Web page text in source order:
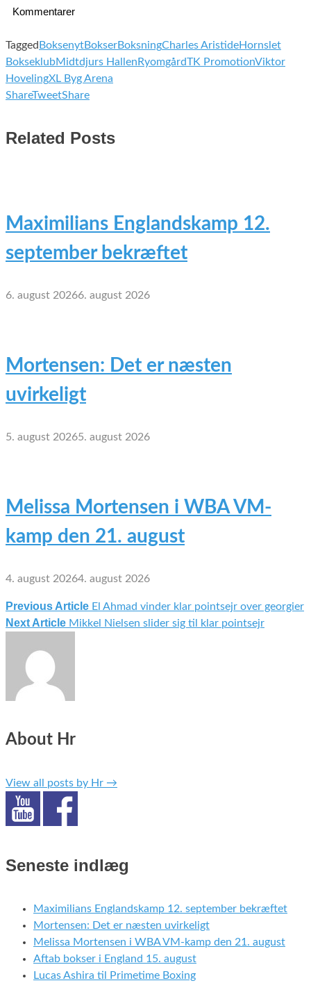
Kommentarer
Tagged BoksenytBokserBoksningCharles AristideHornslet
BokseklubMidtdjurs Hallen RyomgårdTK PromotionViktor
HovelingXL Byg Arena
ShareTweetShare
Related Posts
Maximilians Englandskamp 12.
september bekræftet
6. august 20266. august 2026
Mortensen: Det er næsten
uvirkeligt
5. august 20265. august 2026
Melissa Mortensen i WBA VM-
kamp den 21. august
4. august 20264. august 2026
Indlægsnavigation
Previous Article El Ahmad vinder klar pointsejr over georgier
Next Article Mikkel Nielsen slider sig til klar pointsejr
About Hr
View all posts by Hr →
Seneste indlæg
Maximilians Englandskamp 12. september bekræftet
Mortensen: Det er næsten uvirkeligt
Melissa Mortensen i WBA VM-kamp den 21. august
Aftab bokser i England 15. august
Lucas Ashira til Primetime Boxing